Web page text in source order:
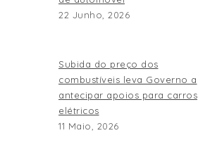
22 Junho, 2026
Subida do preço dos
combustíveis leva Governo a
antecipar apoios para carros
elétricos
11 Maio, 2026